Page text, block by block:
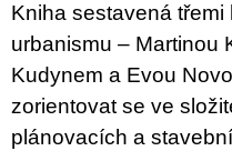
Kniha sestavená
urbanismu – Martinou
Kudynem a Evou
zorientovat se ve
plánovacích a